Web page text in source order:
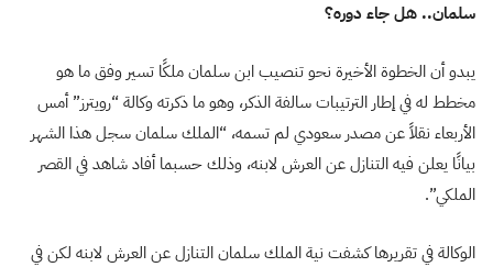
سلمان.. هل جاء دوره؟
يبدو أن الخطوة الأخيرة نحو تنصيب ابن سلمان ملكًا تسير وفق ما هو
مخطط له في إطار الترتيبات سالفة الذكر، وهو ما ذكرته وكالة “رويترز” أمس
الأربعاء نقلاً عن مصدر سعودي لم تسمه، “الملك سلمان سجل هذا الشهر
بيانًا يعلن فيه التنازل عن العرش لابنه، وذلك حسبما أفاد شاهد في القصر
الملكي”.
الوكالة في تقريرها كشفت نية الملك سلمان التنازل عن العرش لابنه لكن في